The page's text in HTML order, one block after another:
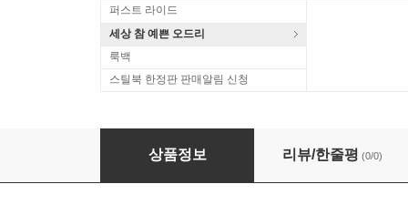
퍼스트 라이드
세상 참 예쁜 오드리
룩백
스틸북 한정판 판매알림 신청
올윈 : 실내악 작품들과 가곡 (Alwyn :
상품정보 리뷰/한줄평 (0/0)